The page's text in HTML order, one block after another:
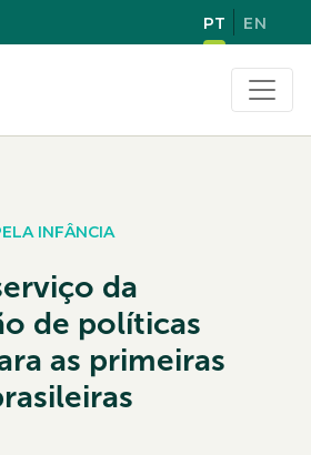
PT EN
INFÂNCIA
da
de políticas
as primeiras